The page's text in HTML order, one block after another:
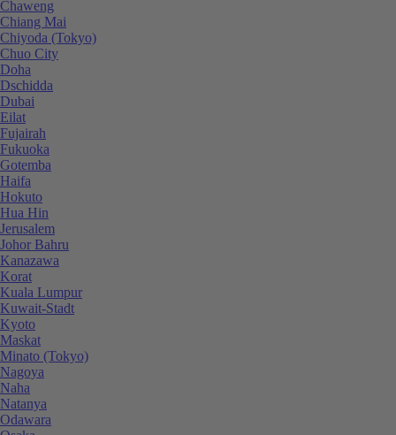
Chaweng
Chiang Mai
Chiyoda (Tokyo)
Chuo City
Doha
Dschidda
Dubai
Eilat
Fujairah
Fukuoka
Gotemba
Haifa
Hokuto
Hua Hin
Jerusalem
Johor Bahru
Kanazawa
Korat
Kuala Lumpur
Kuwait-Stadt
Kyoto
Maskat
Minato (Tokyo)
Nagoya
Naha
Natanya
Odawara